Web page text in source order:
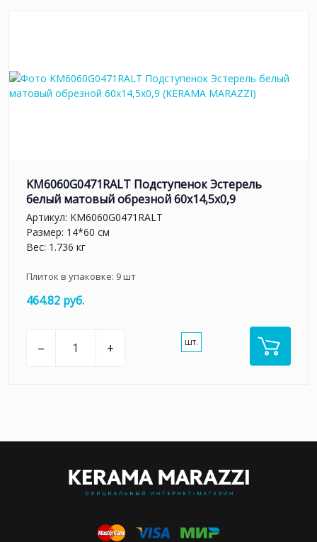
KM6060G0471RALT Подступенок Эстерель
белый матовый обрезной 60x14,5x0,9
Артикул: KM6060G0471RALT
Размер: 14*60 см
Вес: 1.736 кг
Плиток в упаковке: 9шт
464.82 руб.
– + шт.